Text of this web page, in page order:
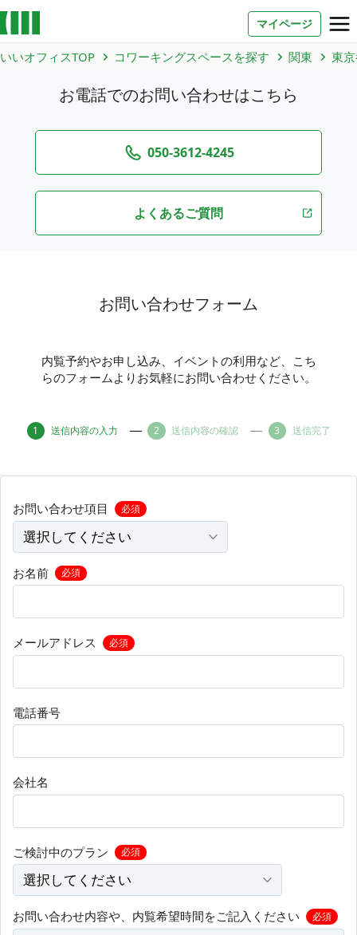
マイページ
いいオフィス（コワーキングスペース）
FCオーナー募集
E Solution
その他
いいオフィスTOP コワーキングスペースを探す 関東 東
お電話でのお問い合わせはこちら
050-3612-4245
よくあるご質問
お問い合わせフォーム
内覧予約やお申し込み、イベントの利用など、こち
らのフォームよりお気軽にお問い合わせください。
送信内容の入力 送信内容の確認 送信完了
お問い合わせ項目 必須
お名前 必須
メールアドレス 必須
電話番号
会社名
ご検討中のプラン 必須
お問い合わせ内容や、内覧希望時間をご記入ください 必須